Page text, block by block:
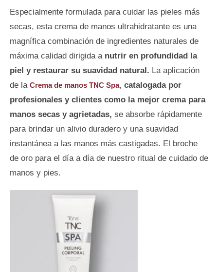
Especialmente formulada para cuidar las pieles más
secas, esta crema de manos ultrahidratante es una
magnífica combinación de ingredientes naturales de
máxima calidad dirigida a nutrir en profundidad la
piel y restaurar su suavidad natural. La aplicación
de la Crema de manos TNC Spa, catalogada por
profesionales y clientes como la mejor crema para
manos secas y agrietadas, se absorbe rápidamente
para brindar un alivio duradero y una suavidad
instantánea a las manos más castigadas. El broche
de oro para el día a día de nuestro ritual de cuidado de
manos y pies.